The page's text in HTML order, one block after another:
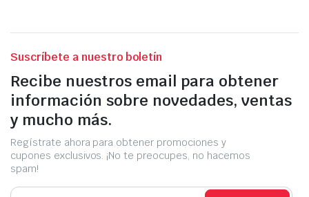
Suscríbete a nuestro boletín
Recibe nuestros email para obtener
información sobre novedades, ventas
y mucho más.
Regístrate ahora para obtener promociones y
cupones exclusivos. ¡No te preocupes, no hacemos
spam!